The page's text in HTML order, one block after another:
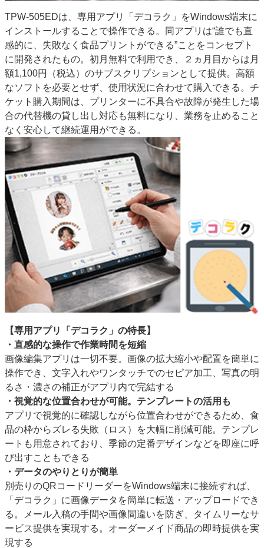
TPW-505EDは、専用アプリ「デコラク」をWindows端末に
インストールすることで操作できる。同アプリは“誰でも直
感的に、失敗なく食品プリントができる”ことをコンセプト
に開発されたもの。初月無料で利用でき、２ヵ月目からは月
額1,100円（税込）のサブスクリプションとして提供。高額
なソフトを必要とせず、使用状況に合わせて購入できる。チ
ケット購入期間は、プリンターに不具合や故障が発生した場
合の代替機の貸し出し対応も無料になり、業務を止めること
なく安心して継続運用ができる。
【専用アプリ「デコラク」の特長】
・直感的な操作で作業時間を短縮
画像編集アプリは一切不要。画像の拡大縮小や配置を簡単に
操作でき、文字入れやワンタッチでのセピア加工、写真の明
るさ・濃さの補正がアプリ内で完結する
・視覚的な位置合わせが可能。テンプレートの活用も
アプリで視覚的に確認しながら位置合わせができるため、食
品の枠からズレる失敗（ロス）を大幅に削減可能。テンプレ
ートも用意されており、季節の定番デザインなどを即座に呼
び出すこともできる
・データのやりとりが簡単
別売りのQRコードリーダーをWindows端末に接続すれば、
「デコラク」に画像データを簡単に転送・アップロードでき
る。メール入稿の手間や画像間違いを防ぎ、タイムリーなサ
ービス提供を実現する。オーダーメイド商品の即時提供を実
現する